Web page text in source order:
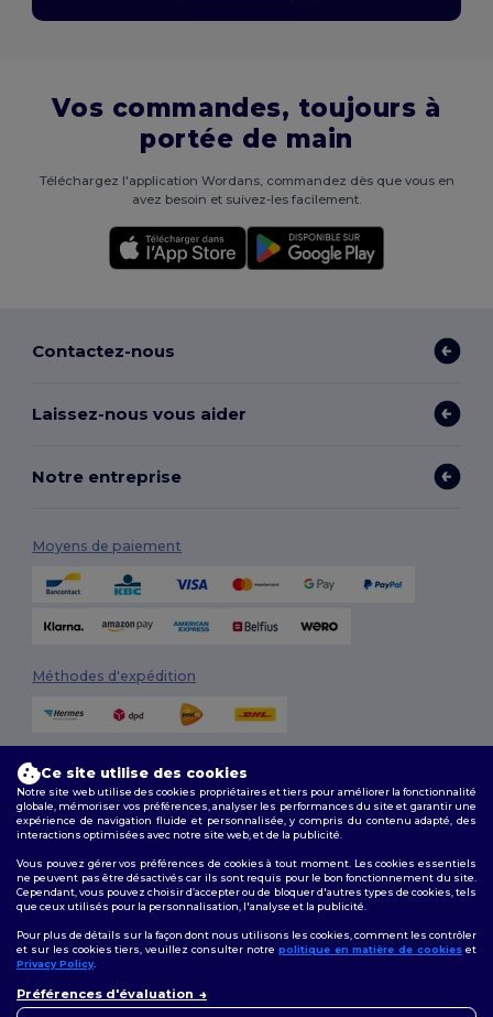
Vos commandes, toujours à
portée de main
Téléchargez l'application Wordans, commandez dès que vous en
avez besoin et suivez-les facilement.
Contactez-nous
Laissez-nous vous aider
Notre entreprise
Moyens de paiement
Méthodes d'expédition
Conditions Générales|Politique de personnalisation |Politique de
Confidentialité
Suivez-nous
Bruxelles|Anvers|Mortsel|Malines|Lierre|Turnhout|Geel|
Ce site utilise des cookies
Notre site web utilise des cookies propriétaires et tiers pour améliorer la fonctionnalité
globale, mémoriser vos préférences, analyser les performances du site et garantir une
expérience de navigation fluide et personnalisée, y compris du contenu adapté, des
interactions optimisées avec notre site web, et de la publicité.
Vous pouvez gérer vos préférences de cookies à tout moment. Les cookies essentiels
ne peuvent pas être désactivés car ils sont requis pour le bon fonctionnement du site.
Cependant, vous pouvez choisir d’accepter ou de bloquer d'autres types de cookies, tels
que ceux utilisés pour la personnalisation, l'analyse et la publicité.
Pour plus de détails sur la façon dont nous utilisons les cookies, comment les contrôler
et sur les cookies tiers, veuillez consulter notre politique en matière de cookies et
Privacy Policy.
Préférences d'évaluation